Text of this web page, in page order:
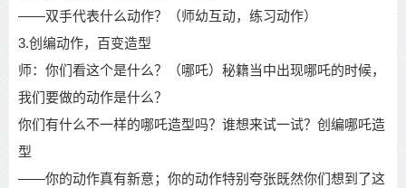
——双手代表什么动作？（师幼互动，练习动作）
3.创编动作，百变造型
师：你们看这个是什么？（哪吒） 秘籍当中出现哪吒的时候，
我们要做的动作是什么？
你们有什么不一样的哪吒造型吗？谁想来试一试？创编哪吒造
型
——你的动作真有新意；你的动作特别夸张既然你们想到了这